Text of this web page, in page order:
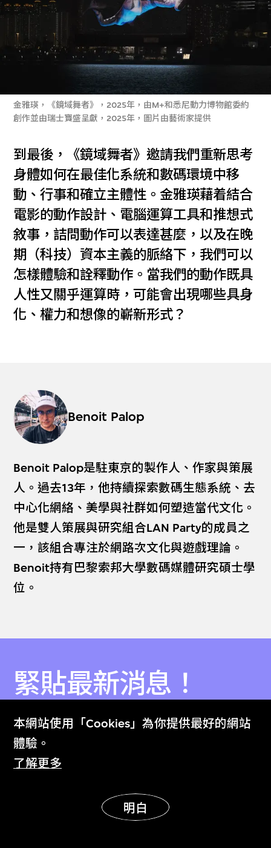
本網站使用「Cookies」為你提供最好的網站
體驗。
了解更多
明白
金雅瑛，《鏡域舞者》，2025年，由M+和悉尼動力博物館委約
創作並由瑞士寶盛呈獻，2025年，圖片由藝術家提供
到最後，《鏡域舞者》邀請我們重新思考
身體如何在最佳化系統和數碼環境中移
動、行事和確立主體性。金雅瑛藉着結合
電影的動作設計、電腦運算工具和推想式
敘事，詰問動作可以表達甚麼，以及在晚
期（科技）資本主義的脈絡下，我們可以
怎樣體驗和詮釋動作。當我們的動作既具
人性又關乎運算時，可能會出現哪些具身
化、權力和想像的嶄新形式？
Benoit Palop
Benoit Palop是駐東京的製作人、作家與策展
人。過去13年，他持續探索數碼生態系統、去
中心化網絡、美學與社群如何塑造當代文化。
他是雙人策展與研究組合LAN Party的成員之
一，該組合專注於網路次文化與遊戲理論。
Benoit持有巴黎索邦大學數碼媒體研究碩士學
位。
緊貼最新消息！
Stay in the know!
緊貼M+與西九文化區的最新情況
選擇你希望收取的內容
隨時取消訂閲